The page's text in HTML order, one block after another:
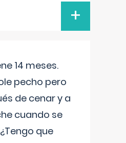
+
14 meses.
pecho pero
de cenar y a
cuando se
que